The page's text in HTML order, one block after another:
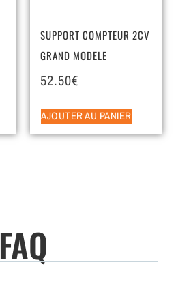
SUPPORT COMPTEUR 2CV
GRAND MODELE
52.50€
AJOUTER AU PANIER
FAQ